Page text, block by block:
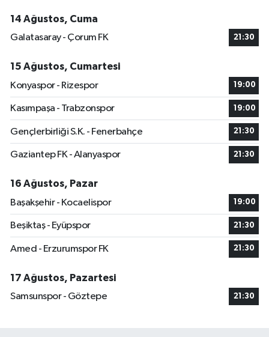
14 Ağustos, Cuma
Galatasaray - Çorum FK
21:30
15 Ağustos, Cumartesi
Konyaspor - Rizespor
19:00
Kasımpaşa - Trabzonspor 19:00
Gençlerbirliği S.K. - Fenerbahçe 21:30
Gaziantep FK - Alanyaspor 21:30
16 Ağustos, Pazar
Başakşehir - Kocaelispor
19:00
Beşiktaş - Eyüpspor 21:30
Amed - Erzurumspor FK 21:30
17 Ağustos, Pazartesi
Samsunspor - Göztepe
21:30